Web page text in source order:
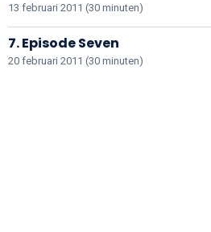
13 februari 2011 (30 minuten)
7. Episode Seven
20 februari 2011 (30 minuten)